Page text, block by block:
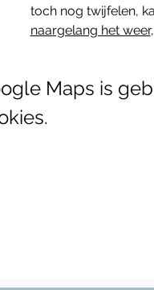
toch nog twijfelen,
naargelang het weer
Maps is